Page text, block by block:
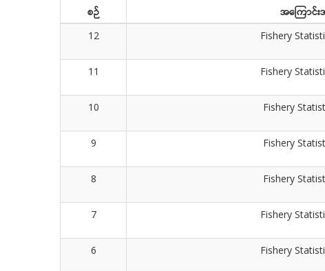
စဉ် အကြောင်း
12
Fishery
11 Fishery
10 Fishery
9 Fishery
8 Fishery
7 Fishery
6 Fishery